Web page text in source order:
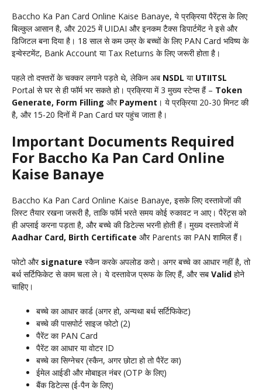
Baccho Ka Pan Card Online Kaise Banaye, ये प्रक्रिया पैरेंट्स के लिए
बिल्कुल आसान है, और 2025 में UIDAI और इनकम टैक्स डिपार्टमेंट ने इसे और
डिजिटल बना दिया है। 18 साल से कम उम्र के बच्चों के लिए PAN Card भविष्य के
इन्वेस्टमेंट, Bank Account या Tax Returns के लिए जरूरी होता है।
पहले तो दफ्तरों के चक्कर लगाने पड़ते थे, लेकिन अब NSDL या UTIITSL
Portal से घर से ही फॉर्म भर सकते हो। प्रक्रिया में 3 मुख्य स्टेप्स हैं – Token
Generate, Form Filling और Payment । ये प्रक्रिया 20-30 मिनट की
है, और 15-20 दिनों में Pan Card घर पहुंच जाता है।
Important Documents Required
For Baccho Ka Pan Card Online
Kaise Banaye
Baccho Ka Pan Card Online Kaise Banaye, इसके लिए दस्तावेजों की
लिस्ट तैयार रखना जरूरी है, ताकि फॉर्म भरते समय कोई रुकावट न आए। पैरेंट्स को
ही अप्लाई करना पड़ता है, और बच्चे की डिटेल्स भरनी होती हैं। मुख्य दस्तावेजों में
Aadhar Card, Birth Certificate और Parents का PAN शामिल हैं।
फोटो और signature स्कैन करके अपलोड करो। अगर बच्चे का आधार नहीं है, तो
बर्थ सर्टिफिकेट से काम चला ले। ये दस्तावेज प्रूफ के लिए हैं, और सब Valid होने
चाहिए।
बच्चे का आधार कार्ड (अगर हो, अन्यथा बर्थ सर्टिफिकेट)
बच्चे की पासपोर्ट साइज फोटो (2)
पैरेंट का PAN Card
पैरेंट का आधार या वोटर ID
बच्चे का सिग्नेचर (स्कैन, अगर छोटा हो तो पैरेंट का)
ईमेल आईडी और मोबाइल नंबर (OTP के लिए)
बैंक डिटेल्स (ई-पैन के लिए)